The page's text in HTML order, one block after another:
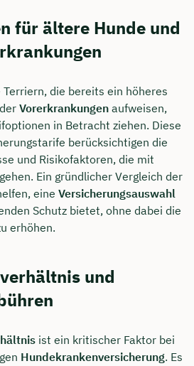
für ältere Hunde und
Terriern, die bereits ein höheres
Vorerkrankungen aufweisen,
in Betracht ziehen. Diese
berücksichtigen die
und Risikofaktoren, die mit
Ein gründlicher Vergleich der
eine Versicherungsauswahl
Schutz bietet, ohne dabei die
erhöhen.
und
ist ein kritischer Faktor bei
Hundekrankenversicherung. Es